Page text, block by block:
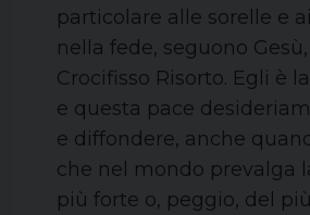
particolare alle sorelle e
nella fede, seguono Gesù,
Crocifisso Risorto. Egli è
e questa pace
e diffondere, anche
che nel mondo prevalga
più forte o, peggio, del